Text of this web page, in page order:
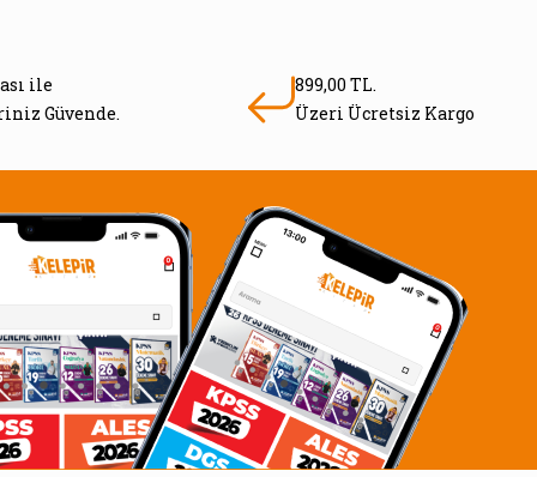
ile
Güvende.
899,00 TL.
Üzeri Ücretsiz Kargo